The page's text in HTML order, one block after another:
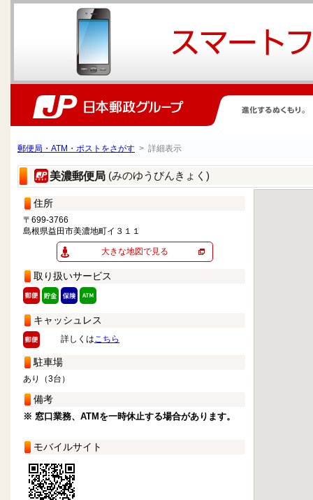
郵便局・ATM・ポストをさがす > 詳細表示
美濃郵便局 (みのゆうびんきょく)
住所
〒699-3766
島根県益田市美濃地町イ３１１
大きな地図で見る
取り扱いサービス
キャッシュレス
詳しくはこちら
駐車場
あり（3台）
備考
※ 窓口業務、ATMを一時休止する場合があります。
モバイルサイト